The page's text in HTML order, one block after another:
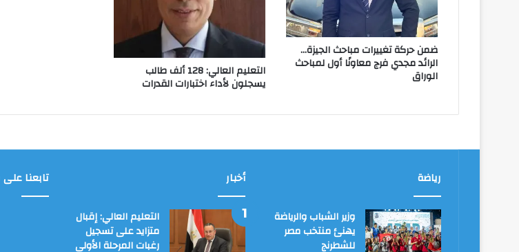
ضمن حركة تغييرات مباحث الجيزة…
الرائد مجدي فرج معاونًا أول لمباحث
الوراق التعليم العالي: 128 ألف طالب
يسجلون لأداء اختبارات القدرات
رياضة
وزير الشباب والرياضة
يهنئ منتخب مصر
للشطرنج
أخبار
التعليم العالي: إقبال
متزايد على تسجيل
رغبات المرحلة الأولى
تابعنا